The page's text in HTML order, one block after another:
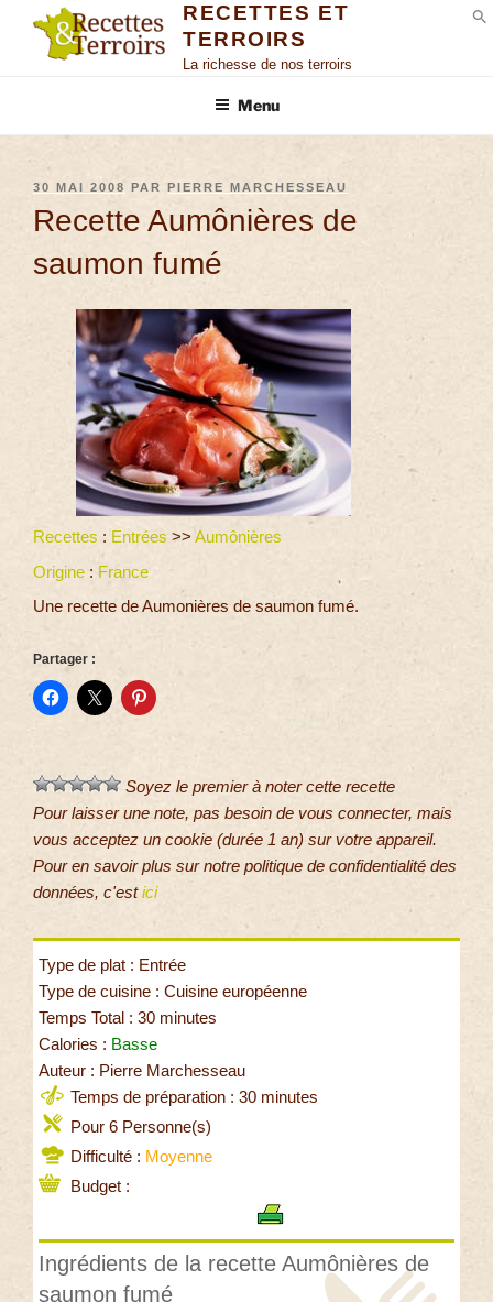
RECETTES ET
TERROIRS
La richesse de nos terroirs
Menu
30 MAI 2008 PAR PIERRE MARCHESSEAU
Recette Aumônières de
saumon fumé
Recettes : Entrées >> Aumônières
Origine : France
Une recette de Aumonières de saumon fumé.
Partager :
Soyez le premier à noter cette recette
Pour laisser une note, pas besoin de vous connecter, mais
vous acceptez un cookie (durée 1 an) sur votre appareil.
Pour en savoir plus sur notre politique de confidentialité des
données, c'estici
Type de plat : Entrée
Type de cuisine : Cuisine européenne
Temps Total : 30 minutes
Calories : Basse
Auteur : Pierre Marchesseau
Temps de préparation : 30 minutes
Pour 6 Personne(s)
Difficulté : Moyenne
Budget :
Ingrédients de la recette Aumônières de
saumon fumé